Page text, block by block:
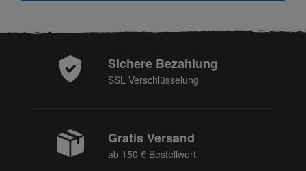
Sichere Bezahlung
SSL Verschlüsselung
Gratis Versand
ab 150 € Bestellwert